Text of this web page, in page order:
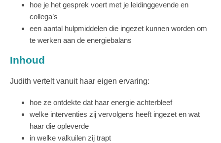
hoe je het gesprek voert met je leidinggevende en
collega’s
een aantal hulpmiddelen die ingezet kunnen worden om
te werken aan de energiebalans
Inhoud
Judith vertelt vanuit haar eigen ervaring:
hoe ze ontdekte dat haar energie achterbleef
welke interventies zij vervolgens heeft ingezet en wat
haar die opleverde
in welke valkuilen zij trapt